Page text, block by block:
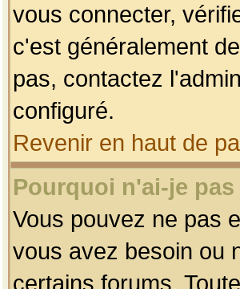
vous connecter,
c'est généralement
pas, contactez
configuré.
Revenir en haut de
Pourquoi n'ai-je
Vous pouvez ne pas
vous avez besoin ou
certains forums.